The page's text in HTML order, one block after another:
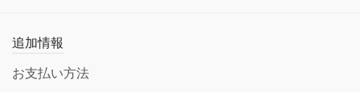
追加情報
お支払い方法